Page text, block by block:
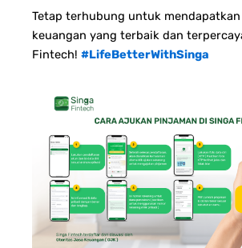
Tetap terhubung untuk mendapatkan
keuangan yang terbaik dan
Fintech! #LifeBetterWithSinga